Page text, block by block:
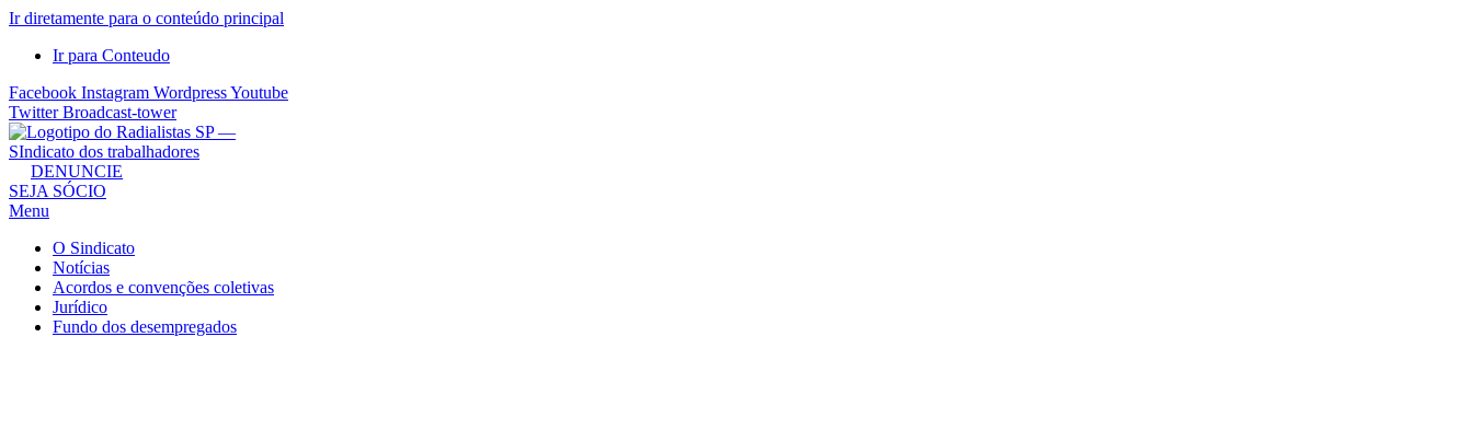
Ir diretamente para o conteúdo principal
Ir para Conteudo
Facebook Instagram WordpressYoutube
Twitter Broadcast-tower
Sindicato
dos
Radialistas
São
Paulo
Sindicato
DENUNCIE
SEJA SÓCIO
Menu
O Sindicato
Notícias
Acordos e convenções coletivas
Jurídico
Fundo dos desempregados